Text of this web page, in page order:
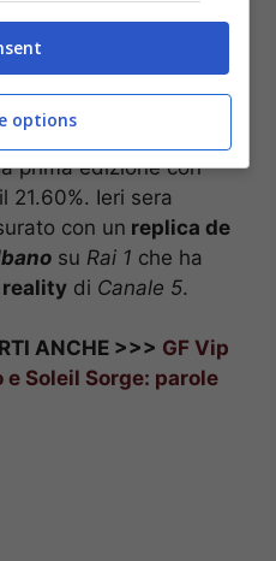
invece 3.405.000
del 20.15%. Il debutto
spettatori e il
quello della seconda
con il 24.53%
prima edizione con
Ieri sera
con un replica de
su Rai 1 che ha
reality di Canale 5.
ANCHE >>> GF Vip
Soleil Sorge: parole
options